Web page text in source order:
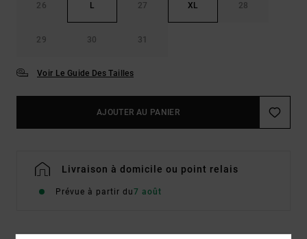
26 L 27 XL 28
29 30 31
Voir Le Guide Des Tailles
AJOUTER AU PANIER
Livraison à domicile ou point relais
Prévue à partir du7 août